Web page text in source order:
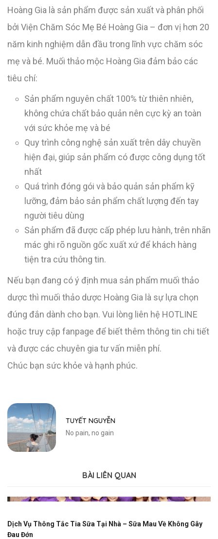
Hoàng Gia là sản phẩm được sản xuất và phân phối
bởi Viện Chăm Sóc Mẹ Bé Hoàng Gia – đơn vị hơn 20
năm kinh nghiệm dẫn đầu trong lĩnh vực chăm sóc
mẹ và bé. Muối thảo mộc Hoàng Gia đảm bảo các
tiêu chí:
Sản phẩm nguyên chất 100% từ thiên nhiên,
không chứa chất bảo quản nên cực kỳ an toàn
với sức khỏe mẹ và bé
Quy trình công nghệ sản xuất trên dây chuyền
hiện đại, giúp sản phẩm có được công dụng tốt
nhất
Quá trình đóng gói và bảo quản sản phẩm kỹ
lưỡng, đảm bảo sản phẩm chất lượng đến tay
người tiêu dùng
Sản phẩm đã được cấp phép lưu hành, trên nhãn
mác ghi rõ nguồn gốc xuất xứ để khách hàng
tiện tra cứu thông tin.
Nếu bạn đang có ý định mua sản phẩm muối thảo
dược thì muối thảo dược Hoàng Gia là sự lựa chọn
đúng đắn dành cho bạn. Vui lòng liên hệ HOTLINE
hoặc truy cập fanpage để biết thêm thông tin chi tiết
và được các chuyên gia tư vấn miễn phí.
Chúc bạn sức khỏe và hạnh phúc.
TUYẾT NGUYỄN
No pain, no gain
BÀI LIÊN QUAN
Dịch Vụ Thông Tắc Tia Sữa Tại Nhà – Sữa Mau Về Không Gây
Đau Đớn